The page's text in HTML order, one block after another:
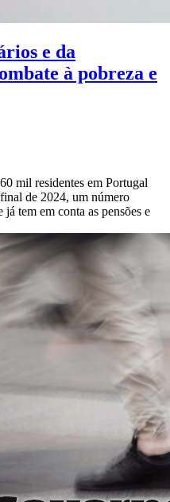
e da
à pobreza e
mil residentes em Portugal
de 2024, um número
tem em conta as pensões e